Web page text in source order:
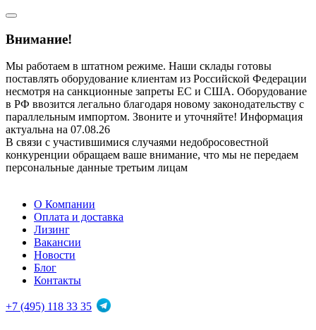
Внимание!
Мы работаем в штатном режиме. Наши склады готовы
поставлять оборудование клиентам из Российской Федерации
несмотря на санкционные запреты ЕС и США. Оборудование
в РФ ввозится легально благодаря новому законодательству с
параллельным импортом. Звоните и уточняйте! Информация
актуальна на 07.08.26
В связи с участившимися случаями недобросовестной
конкуренции обращаем ваше внимание, что мы не передаем
персональные данные третьим лицам
О Компании
Оплата и доставка
Лизинг
Вакансии
Новости
Блог
Контакты
+7 (495) 118 33 35